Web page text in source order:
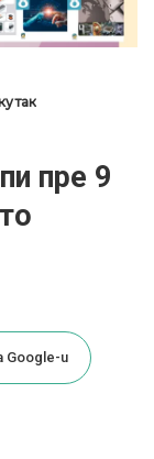
пре 9
Google-u